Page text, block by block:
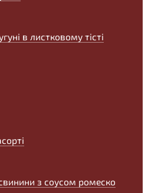
в листковому тісті
з соусом ромеско